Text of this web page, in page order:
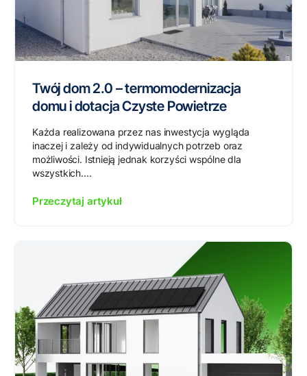
Twój dom 2.0 – termomodernizacja
domu i dotacja Czyste Powietrze
Każda realizowana przez nas inwestycja wygląda
inaczej i zależy od indywidualnych potrzeb oraz
możliwości. Istnieją jednak korzyści wspólne dla
wszystkich....
Przeczytaj artykuł